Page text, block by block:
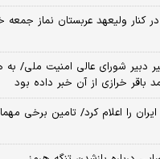
کنار ولیعهد عربستان نماز جمعه
دبیر شورای عالی امنیت ملی/
باقر خرازی از آن خبر داده بود
را اعلام کرد/ تامین برخی